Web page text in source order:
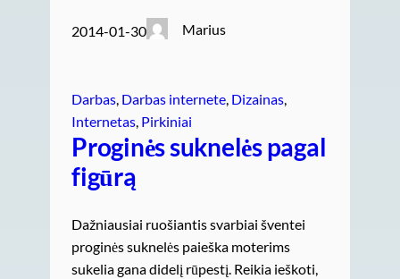
2014-01-30 Marius
Darbas Darbas internete Dizainas
Internetas Pirkiniai
Proginės suknelės pagal
figūrą
Dažniausiai ruošiantis svarbiai šventei
proginės suknelės paieška moterims
sukelia gana didelį rūpestį. Reikia ieškoti,